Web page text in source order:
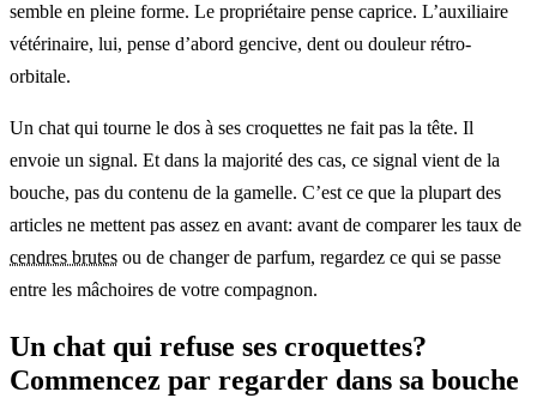
semble en pleine forme. Le propriétaire pense caprice. L’auxiliaire
vétérinaire, lui, pense d’abord gencive, dent ou douleur rétro-
orbitale.
Un chat qui tourne le dos à ses croquettes ne fait pas la tête. Il
envoie un signal. Et dans la majorité des cas, ce signal vient de la
bouche, pas du contenu de la gamelle. C’est ce que la plupart des
articles ne mettent pas assez en avant: avant de comparer les taux de
cendres brutes ou de changer de parfum, regardez ce qui se passe
entre les mâchoires de votre compagnon.
Un chat qui refuse ses croquettes?
Commencez par regarder dans sa bouche